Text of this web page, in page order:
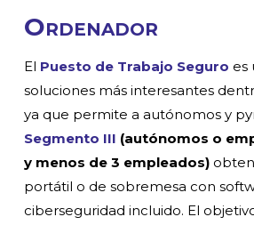
Ordenador
El Puesto de Trabajo Seguro es
soluciones más interesantes
ya que permite a autónomos y
Segmento III (autónomos o
y menos de 3 empleados)
portátil o de sobremesa con
ciberseguridad incluido. El